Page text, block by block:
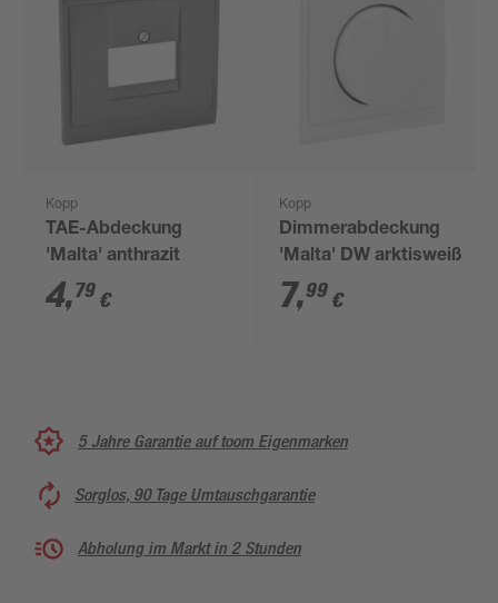
Kopp
TAE-Abdeckung
'Malta' anthrazit
4,79 €
Kopp
Dimmerabdeckung
'Malta' DW arktisweiß
7,99 €
5 Jahre Garantie auf toom Eigenmarken
Sorglos, 90 Tage Umtauschgarantie
Abholung im Markt in 2 Stunden